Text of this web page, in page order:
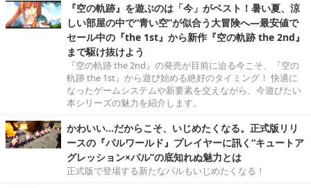
『空の軌跡』を遊ぶのは「今」がベスト！暑い夏、涼
しい部屋の中で“青い空”が似合う大冒険へ―最安値で
セール中の『the 1st』から新作『空の軌跡 the 2nd』
まで駆け抜けよう
『空の軌跡 the 2nd』の発売が目前に迫る今こそ、『空の
軌跡 the 1st』から遊び始める絶好のタイミング！ 快適に
なったゲームシステムや新要素を交えながら、今遊びたい
本シリーズの魅力を紹介します。
かわいい…だからこそ、いじめたくなる。正式版リリ
ースの『パルワールド』プレイヤーに訊く“キュートア
グレッション×パル”の底知れぬ魅力とは
正式版で登場する新たなパルもいじめたくなる！